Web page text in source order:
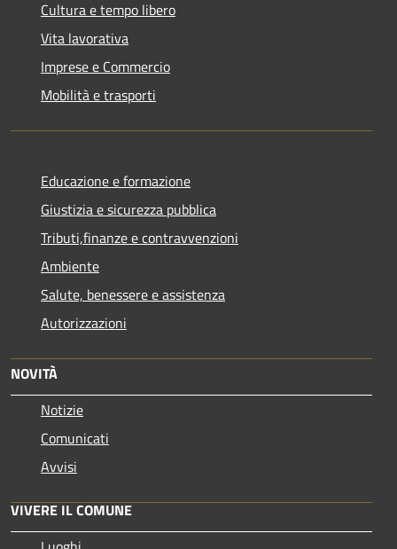
Cultura e tempo libero
Vita lavorativa
Imprese e Commercio
Mobilità e trasporti
Educazione e formazione
Giustizia e sicurezza pubblica
Tributi,finanze e contravvenzioni
Ambiente
Salute, benessere e assistenza
Autorizzazioni
NOVITÀ
Notizie
Comunicati
Avvisi
VIVERE IL COMUNE